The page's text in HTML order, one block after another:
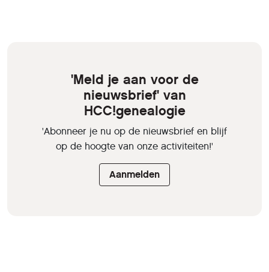
'Meld je aan voor de
nieuwsbrief' van
HCC!genealogie
'Abonneer je nu op de nieuwsbrief en blijf
op de hoogte van onze activiteiten!'
Aanmelden